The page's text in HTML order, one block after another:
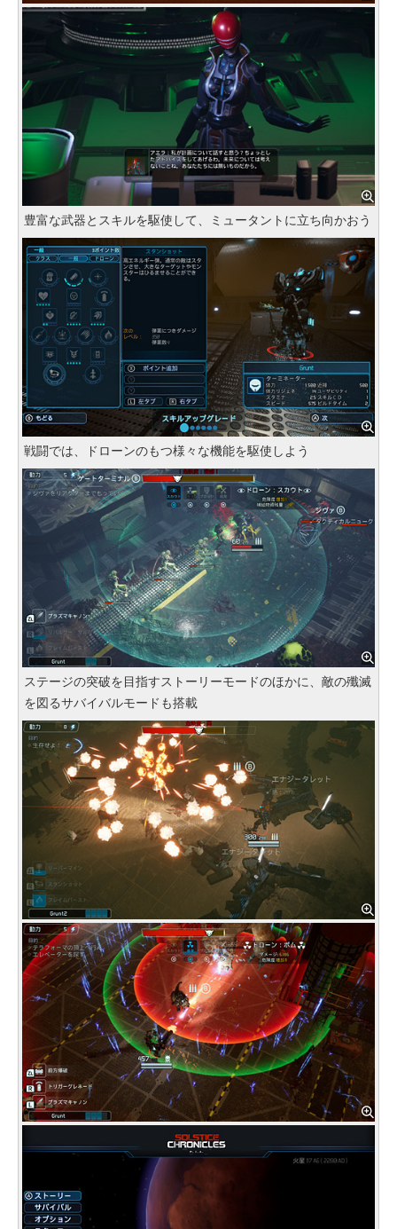
豊富な武器とスキルを駆使して、ミュータントに立ち向かおう
戦闘では、ドローンのもつ様々な機能を駆使しよう
ステージの突破を目指すストーリーモードのほかに、敵の殲滅
を図るサバイバルモードも搭載